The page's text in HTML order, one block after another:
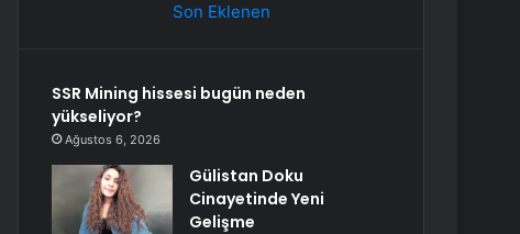
Son Eklenen
SSR Mining hissesi bugün neden
yükseliyor?
Ağustos 6, 2026
Gülistan Doku
Cinayetinde Yeni
Gelişme